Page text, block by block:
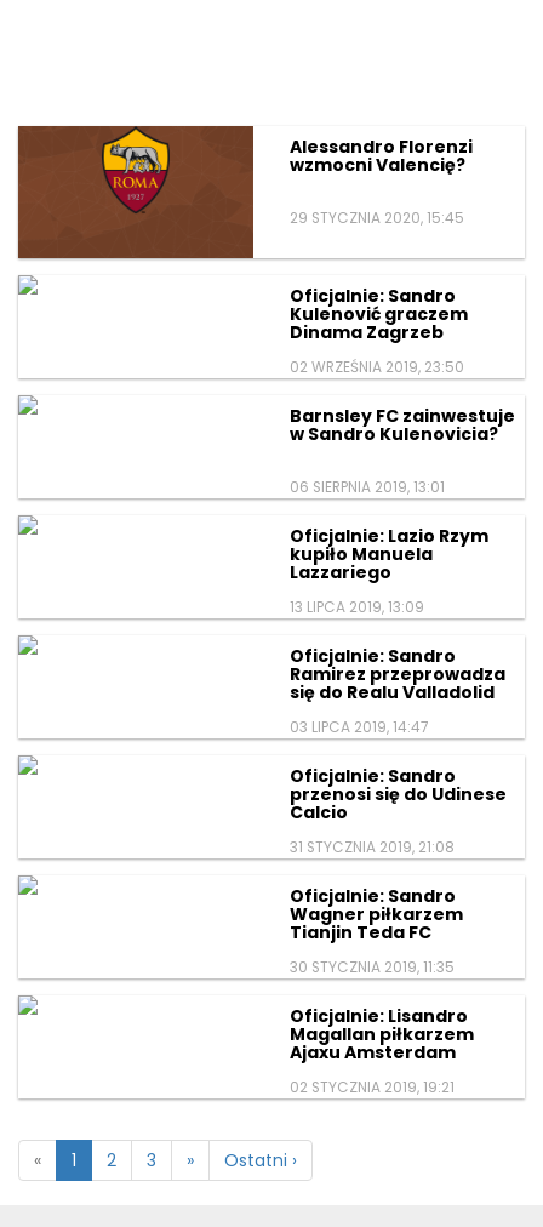
Alessandro Florenzi
wzmocni Valencię?
29 STYCZNIA 2020, 15:45
Oficjalnie: Sandro
Kulenović graczem
Dinama Zagrzeb
02 WRZEŚNIA 2019, 23:50
Barnsley FC zainwestuje
w Sandro Kulenovicia?
06 SIERPNIA 2019, 13:01
Oficjalnie: Lazio Rzym
kupiło Manuela
Lazzariego
13 LIPCA 2019, 13:09
Oficjalnie: Sandro
Ramirez przeprowadza
się do Realu Valladolid
03 LIPCA 2019, 14:47
Oficjalnie: Sandro
przenosi się do Udinese
Calcio
31 STYCZNIA 2019, 21:08
Oficjalnie: Sandro
Wagner piłkarzem
Tianjin Teda FC
30 STYCZNIA 2019, 11:35
Oficjalnie: Lisandro
Magallan piłkarzem
Ajaxu Amsterdam
02 STYCZNIA 2019, 19:21
« 1 2 3 » Ostatni ›